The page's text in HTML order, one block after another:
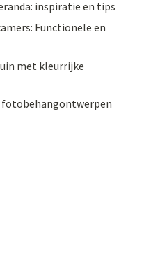
inspiratie en tips
Functionele en
met kleurrijke
fotobehangontwerpen